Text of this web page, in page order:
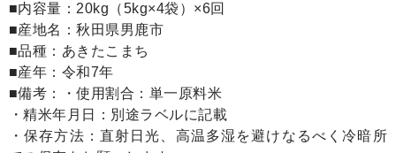
■内容量：20kg（5kg×4袋）×6回
■産地名：秋田県男鹿市
■品種：あきたこまち
■産年：令和7年
■備考：・使用割合：単一原料米
・精米年月日：別途ラベルに記載
・保存方法：直射日光、高温多湿を避けなるべく冷暗所